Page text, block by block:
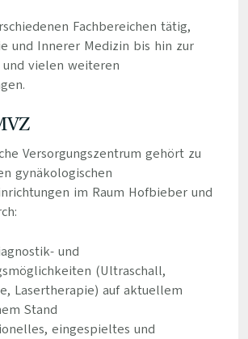
Fachbereichen tätig,
und Innerer Medizin bis hin zur
vielen weiteren
Versorgungszentrum gehört zu
gynäkologischen
im Raum Hofbieber und
und
(Ultraschall,
Lasertherapie) auf aktuellem
Stand
eingespieltes und